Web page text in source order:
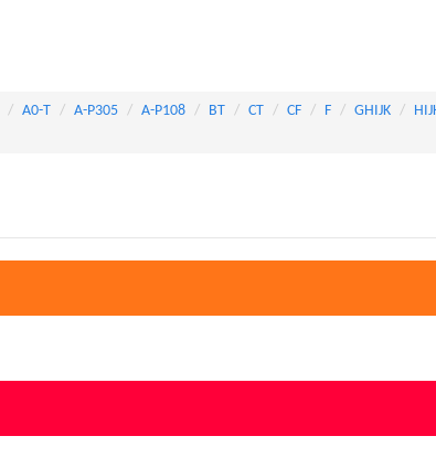
A0-T A-P305 A-P108 BT CT CF F GHIJK